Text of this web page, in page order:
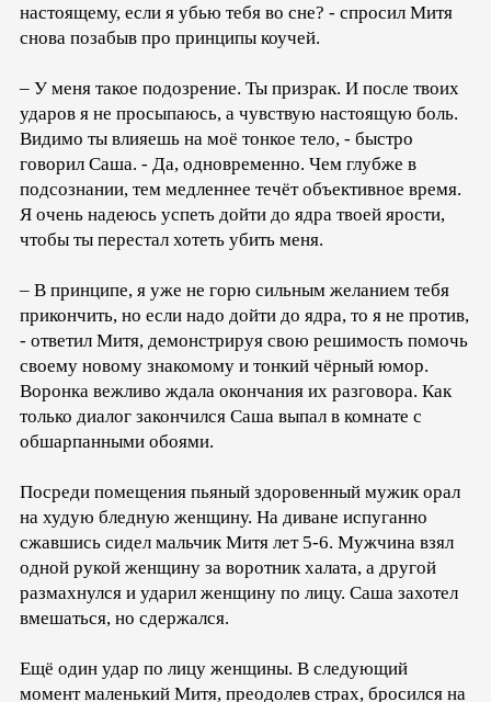
настоящему, если я убью тебя во сне? - спросил Митя
снова позабыв про принципы коучей.
– У меня такое подозрение. Ты призрак. И после твоих
ударов я не просыпаюсь, а чувствую настоящую боль.
Видимо ты влияешь на моё тонкое тело, - быстро
говорил Саша. - Да, одновременно. Чем глубже в
подсознании, тем медленнее течёт объективное время.
Я очень надеюсь успеть дойти до ядра твоей ярости,
чтобы ты перестал хотеть убить меня.
– В принципе, я уже не горю сильным желанием тебя
прикончить, но если надо дойти до ядра, то я не против,
- ответил Митя, демонстрируя свою решимость помочь
своему новому знакомому и тонкий чёрный юмор.
Воронка вежливо ждала окончания их разговора. Как
только диалог закончился Саша выпал в комнате с
обшарпанными обоями.
Посреди помещения пьяный здоровенный мужик орал
на худую бледную женщину. На диване испуганно
сжавшись сидел мальчик Митя лет 5-6. Мужчина взял
одной рукой женщину за воротник халата, а другой
размахнулся и ударил женщину по лицу. Саша захотел
вмешаться, но сдержался.
Ещё один удар по лицу женщины. В следующий
момент маленький Митя, преодолев страх, бросился на